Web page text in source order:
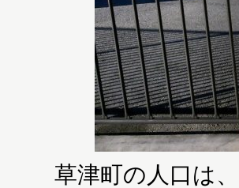
草津町の人口は